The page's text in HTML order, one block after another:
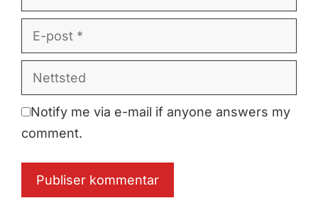
E-
post
Nettsted
Notify me via e-mail if anyone answers my
comment.